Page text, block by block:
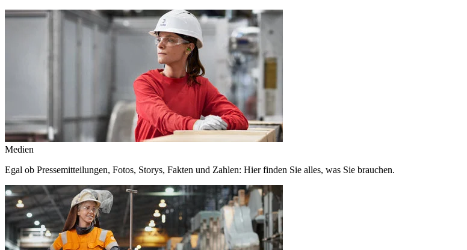
Medien
Egal ob Pressemitteilungen, Fotos, Storys, Fakten und Zahlen: Hier finden Sie alles, was Sie brauchen.